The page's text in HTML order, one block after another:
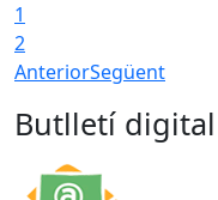
1
2
AnteriorSegüent
Butlletí digital